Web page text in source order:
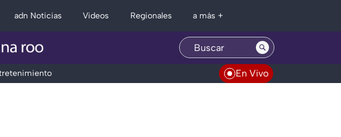
adn Noticias Videos Regionales a más +
En Vivo